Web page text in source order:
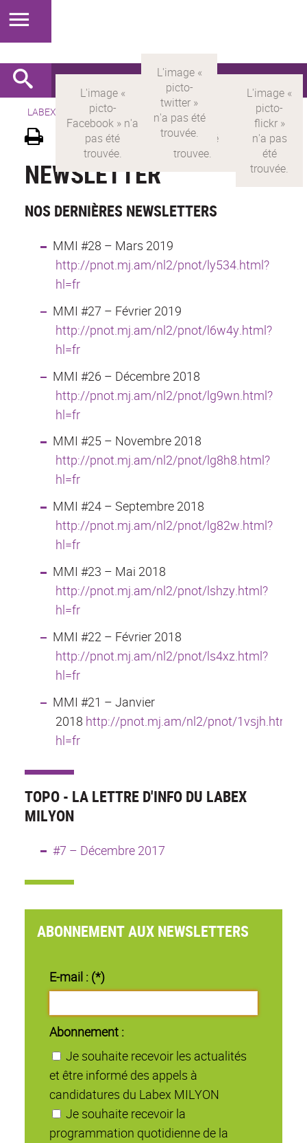
LABEX > LABEX MILYON Version française Newsletter
NEWSLETTER
NOS DERNIÈRES NEWSLETTERS
MMI #28 – Mars 2019
http://pnot.mj.am/nl2/pnot/ly534.html?
hl=fr
MMI #27 – Février 2019
http://pnot.mj.am/nl2/pnot/l6w4y.html?
hl=fr
MMI #26 – Décembre 2018
http://pnot.mj.am/nl2/pnot/lg9wn.html?
hl=fr
MMI #25 – Novembre 2018
http://pnot.mj.am/nl2/pnot/lg8h8.html?
hl=fr
MMI #24 – Septembre 2018
http://pnot.mj.am/nl2/pnot/lg82w.html?
hl=fr
MMI #23 – Mai 2018
http://pnot.mj.am/nl2/pnot/lshzy.html?
hl=fr
MMI #22 – Février 2018
http://pnot.mj.am/nl2/pnot/ls4xz.html?
hl=fr
MMI #21 – Janvier
2018 http://pnot.mj.am/nl2/pnot/1vsjh.html?
hl=fr
TOPO - LA LETTRE D'INFO DU LABEX
MILYON
#7 – Décembre 2017
ABONNEMENT AUX NEWSLETTERS
E-mail : (*)
Abonnement :
Je souhaite recevoir les actualités
et être informé des appels à
candidatures du Labex MILYON
Je souhaite recevoir la
programmation quotidienne de la